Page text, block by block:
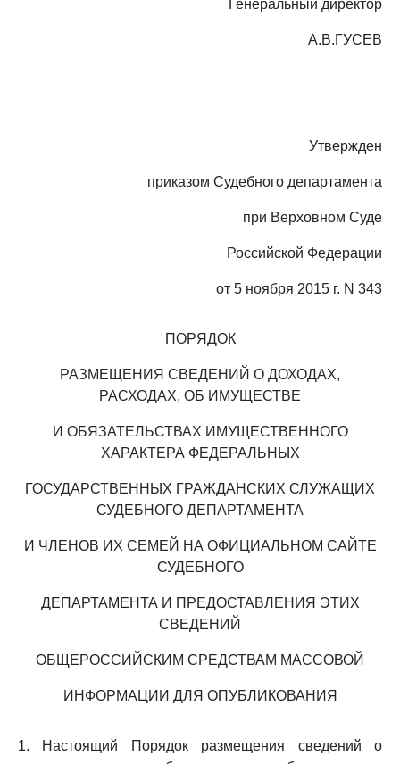
Генеральный директор
А.В.ГУСЕВ
Утвержден
приказом Судебного департамента
при Верховном Суде
Российской Федерации
от 5 ноября 2015 г. N 343
ПОРЯДОК
РАЗМЕЩЕНИЯ СВЕДЕНИЙ О ДОХОДАХ,
РАСХОДАХ, ОБ ИМУЩЕСТВЕ
И ОБЯЗАТЕЛЬСТВАХ ИМУЩЕСТВЕННОГО
ХАРАКТЕРА ФЕДЕРАЛЬНЫХ
ГОСУДАРСТВЕННЫХ ГРАЖДАНСКИХ СЛУЖАЩИХ
СУДЕБНОГО ДЕПАРТАМЕНТА
И ЧЛЕНОВ ИХ СЕМЕЙ НА ОФИЦИАЛЬНОМ САЙТЕ
СУДЕБНОГО
ДЕПАРТАМЕНТА И ПРЕДОСТАВЛЕНИЯ ЭТИХ
СВЕДЕНИЙ
ОБЩЕРОССИЙСКИМ СРЕДСТВАМ МАССОВОЙ
ИНФОРМАЦИИ ДЛЯ ОПУБЛИКОВАНИЯ
1. Настоящий Порядок размещения сведений о